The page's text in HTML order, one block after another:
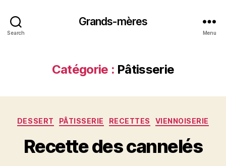
Search
Grands-mères
Menu
Catégorie : Pâtisserie
Catégories
DESSERT PÂTISSERIE RECETTES VIENNOISERIE
Recette des cannelés